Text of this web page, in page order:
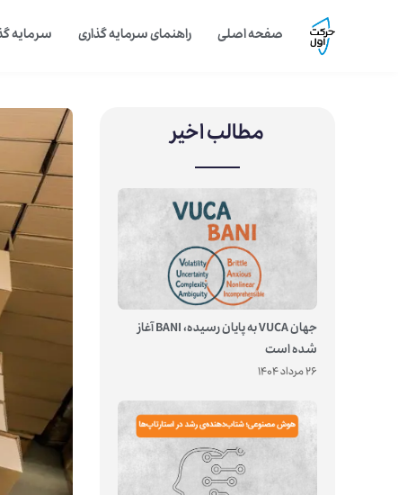
صفحه اصلی راهنمای سرمایه گذاری سرمایه
مطالب اخیر
جهان VUCA به پایان رسیده، BANI آغاز
شده است
26 مرداد 1404